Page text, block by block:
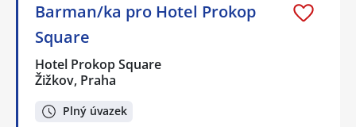
Barman/ka pro Hotel Prokop
Square
Hotel Prokop Square
Žižkov, Praha
Plný úvazek